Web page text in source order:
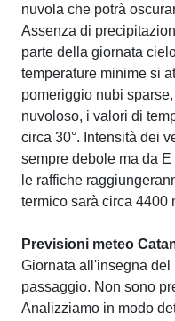
nuvola che potrà
Assenza di
parte della giornata
temperature minime si
pomeriggio nubi
nuvoloso, i valori di
circa 30°. Intensità dei
sempre debole ma da
le raffiche
termico sarà circa 4400
Previsioni meteo
Giornata all'insegna
passaggio. Non sono
Analizziamo in modo